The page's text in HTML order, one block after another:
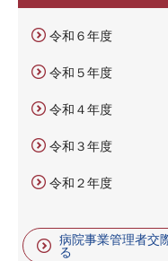
令和６年度
令和５年度
令和４年度
令和３年度
令和２年度
病院事業管理者交
る